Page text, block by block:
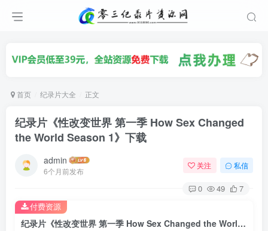
首页 纪录片大全 正文
纪录片《性改变世界 第一季 How Sex Changed
the World Season 1》下载
admin
6个月前发布
关注 私信
0 49 7
纪录片《性改变世界 第一季 How Sex Changed the World Season 1》下载
付费资源